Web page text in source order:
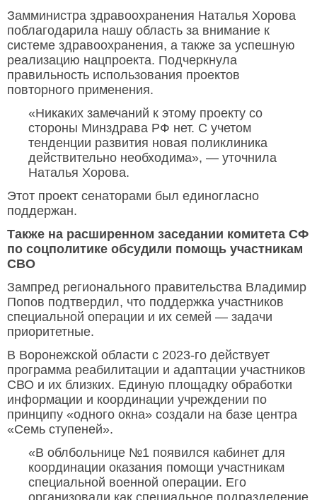
Замминистра здравоохранения Наталья Хорова
поблагодарила нашу область за внимание к
системе здравоохранения, а также за успешную
реализацию нацпроекта. Подчеркнула
правильность использования проектов
повторного применения.
«Никаких замечаний к этому проекту со
стороны Минздрава РФ нет. С учетом
тенденции развития новая поликлиника
действительно необходима», — уточнила
Наталья Хорова.
Этот проект сенаторами был единогласно
поддержан.
Также на расширенном заседании комитета СФ
по соцполитике обсудили помощь участникам
СВО
Зампред регионального правительства Владимир
Попов подтвердил, что поддержка участников
специальной операции и их семей — задачи
приоритетные.
В Воронежской области с 2023-го действует
программа реабилитации и адаптации участников
СВО и их близких. Единую площадку обработки
информации и координации учреждении по
принципу «одного окна» создали на базе центра
«Семь ступеней».
«В облбольнице №1 появился кабинет для
координации оказания помощи участникам
специальной военной операции. Его
организовали как специальное подразделение